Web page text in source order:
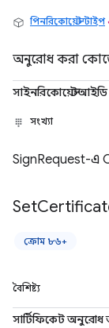
পিনরিকোয়েস্ট টাইপ
অনুরোধ করা
সাইনরিকোয়েস্টআইডি
সংখ্যা
SignRequest-এ
Set
ক্রোম ৮৬+
বৈশিষ্ট্য
সার্টিফিকেট